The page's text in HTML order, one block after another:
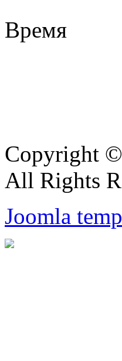
Время
Copyright
All Rights
Joomla